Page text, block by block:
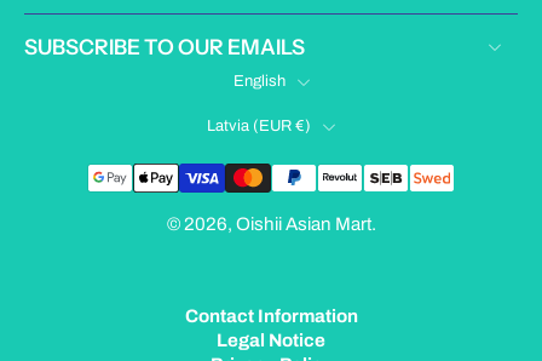
SUBSCRIBE TO OUR EMAILS
English
Latvia ‎(EUR €)‎
© 2026, Oishii Asian Mart.
Contact Information
Legal Notice